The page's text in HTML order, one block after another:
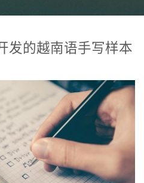
发的越南语手写样本